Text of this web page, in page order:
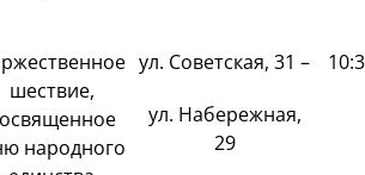
шествие,
народного
ул. Советская, 31 –
ул. Набережная,
29